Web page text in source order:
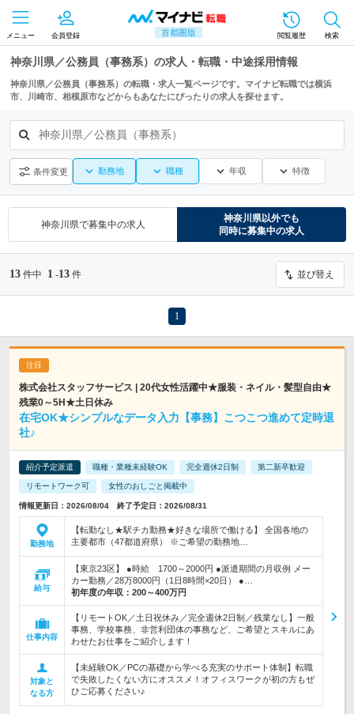
首都圏版
メニュー 会員登録 閲覧履歴 検索
神奈川県／公務員（事務系）の求人・転職・中途採用情報
神奈川県／公務員（事務系）の転職・求人一覧ページです。マイナビ転職では横浜
市、川崎市、相模原市などからもあなたにぴったりの求人を探せます。
神奈川県／公務員（事務系）
条件変更 勤務地 職種 年収 特徴
神奈川県で募集中の求人
神奈川県以外でも
同時に募集中の求人
13 件中 1 -13 件 並び替え
1
株式会社スタッフサービス | 20代女性活躍中★服装・ネイル・髪型自由★
残業0～5H★土日休み
在宅OK★シンプルなデータ入力【事務】こつこつ進めて定時退
社♪
紹介予定派遣 職種・業種未経験OK 完全週休2日制 第二新卒歓迎
リモートワーク可 女性のおしごと掲載中
情報更新日：2026/08/04 終了予定日：2026/08/31
勤務地
【転勤なし★駅チカ勤務★好きな場所で働ける】 全国各地の
主要都市（47都道府県） ※ご希望の勤務地…
給与
【東京23区】 ●時給 1700～2000円 ●派遣期間の月収例 メー
カー勤務／28万8000円（1日8時間×20日） ●…
初年度の年収： 200～400万円
仕事内容
【リモートOK／土日祝休み／完全週休2日制／残業なし】一般
事務、学校事務、非営利団体の事務など、ご希望とスキルにあ
わせたお仕事をご紹介します！
対象と
なる方
【未経験OK／PCの基礎から学べる充実のサポート体制】転職
で失敗したくない方にオススメ！オフィスワークが初の方もぜ
ひご応募ください♪